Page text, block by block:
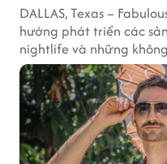
DALLAS, Texas –
hướng phát triển các
nightlife và những
hiện bản thân. Trong
quạt cầm tay trở thành
thành công ban đầu,
rộng mức độ hiện diện